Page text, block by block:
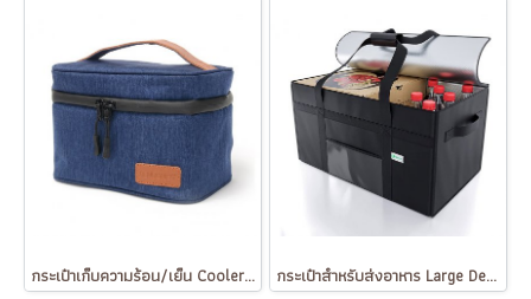
กระเป๋าเก็บความร้อน/เย็น Cooler Bag กระเป๋าสำหรับส่งอาหาร Large Delivery Bag